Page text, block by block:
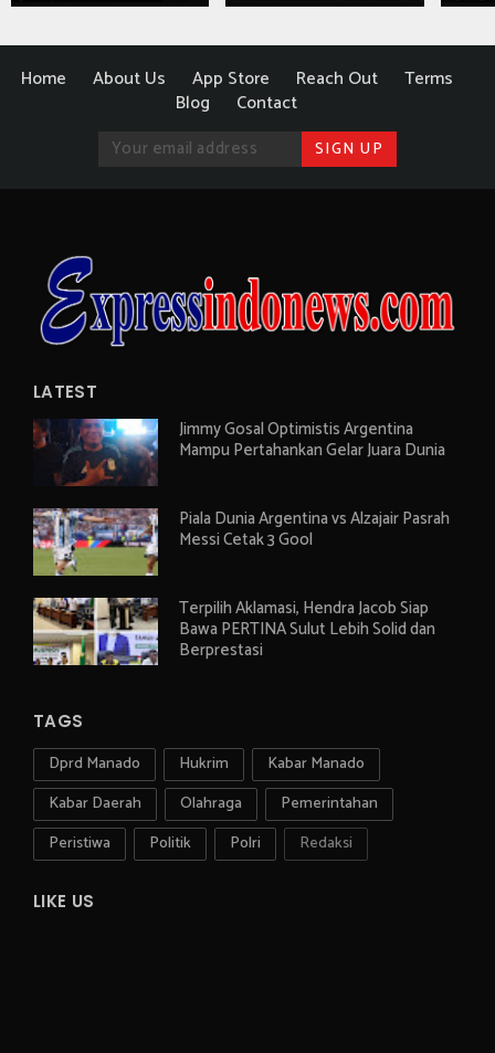
Home About Us App Store Reach Out
Terms
Blog
Contact
LATEST
Jimmy Gosal Optimistis Argentina
Mampu Pertahankan Gelar Juara Dunia
Piala Dunia Argentina vs Alzajair Pasrah
Messi Cetak 3 Gool
Terpilih Aklamasi, Hendra Jacob Siap
Bawa PERTINA Sulut Lebih Solid dan
Berprestasi
TAGS
Dprd Manado Hukrim
Kabar Manado
Kabar Daerah
Olahraga
Pemerintahan
Peristiwa
Politik Polri Redaksi
LIKE US